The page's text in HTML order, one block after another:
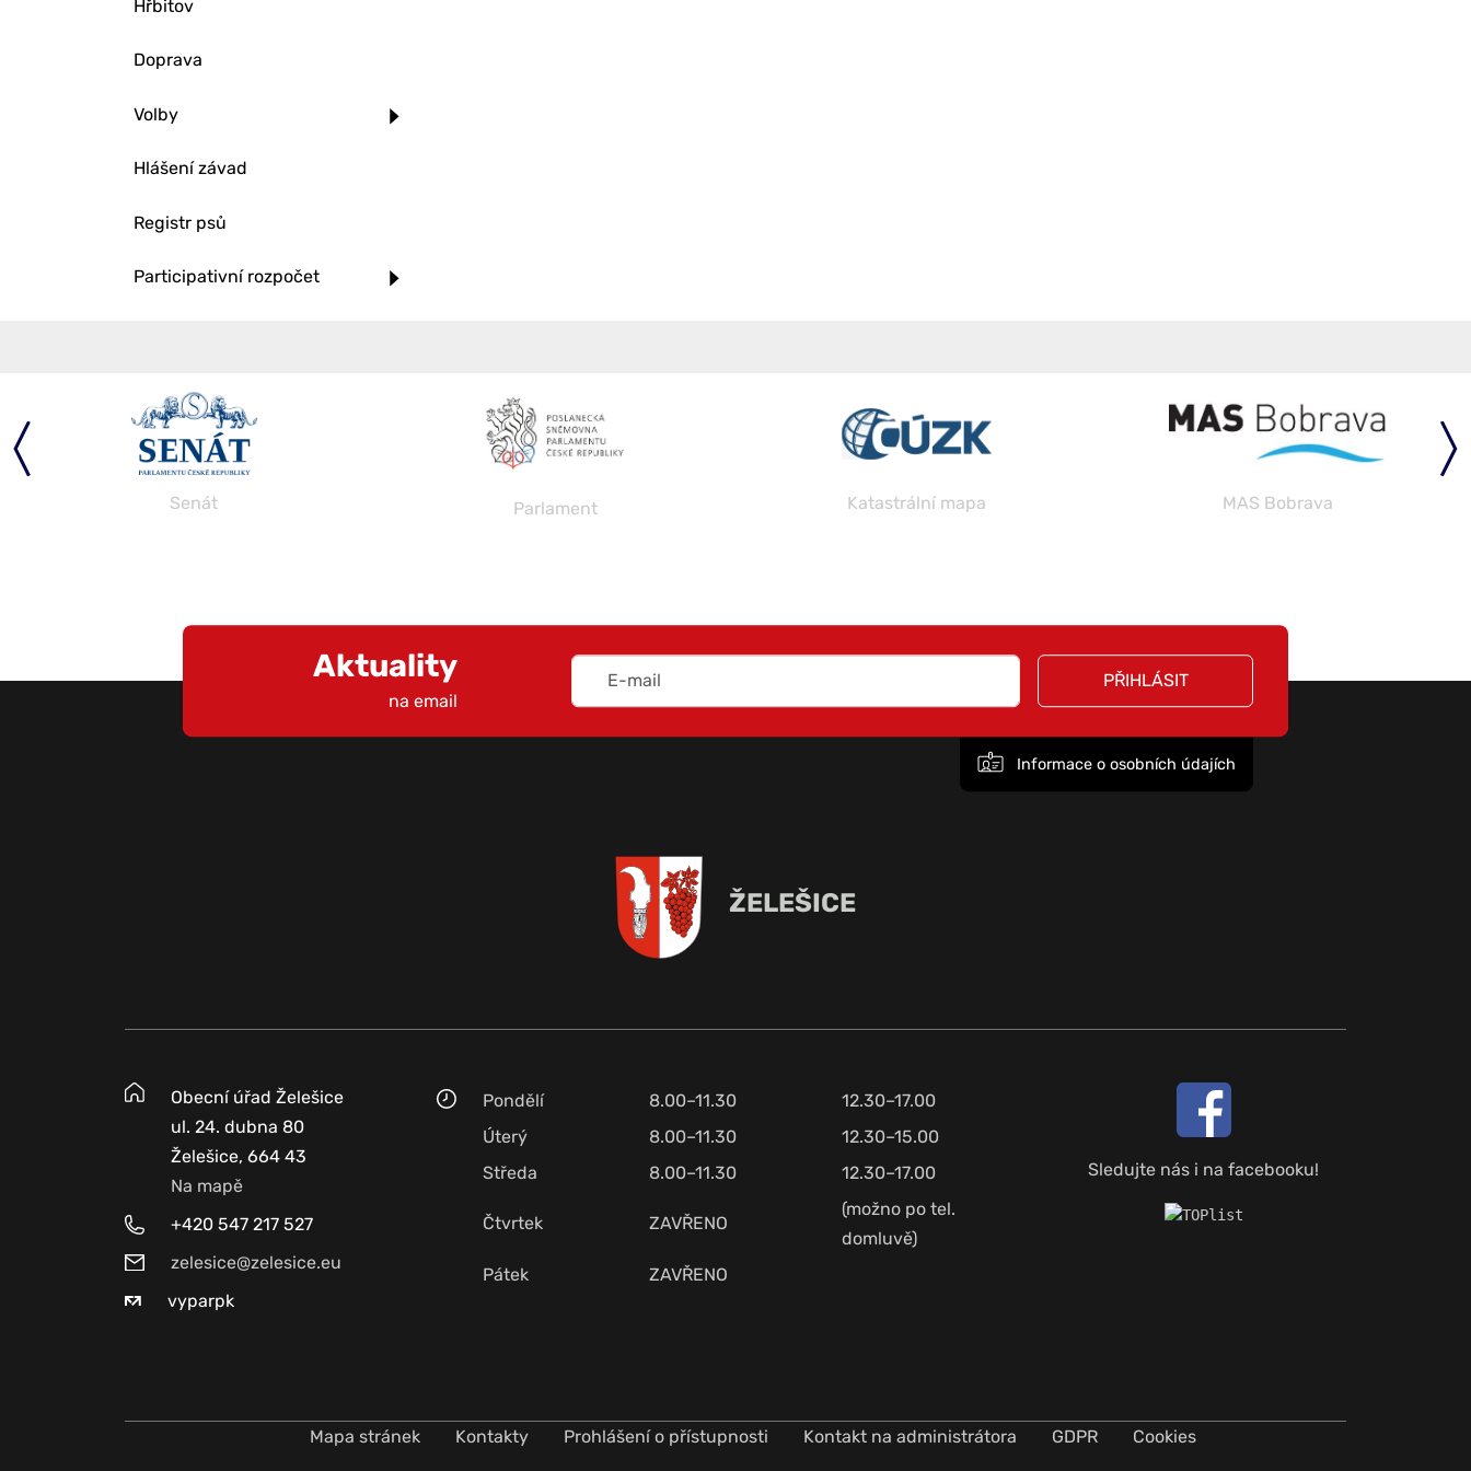
Hřbitov
Doprava
Volby
Hlášení závad
Registr psů
Participativní rozpočet
Senát Parlament Katastrální mapa MAS Bobrava
Aktuality
na email
PŘIHLÁSIT
Informace o osobních údajích
ŽELEŠICE
Obecní úřad Želešice
ul. 24. dubna 80
Želešice, 664 43
Na mapě
+420 547 217 527
zelesice@zelesice.eu
vyparpk
Pondělí 8.00–11.30
12.30–17.00
Úterý
8.00–11.30
12.30–15.00
Středa
8.00–11.30 12.30–17.00
Čtvrtek ZAVŘENO
(možno po tel.
domluvě)
Pátek
ZAVŘENO
Sledujte nás i na facebooku!
Mapa stránek Kontakty Prohlášení o přístupnosti Kontakt na administrátora GDPR Cookies